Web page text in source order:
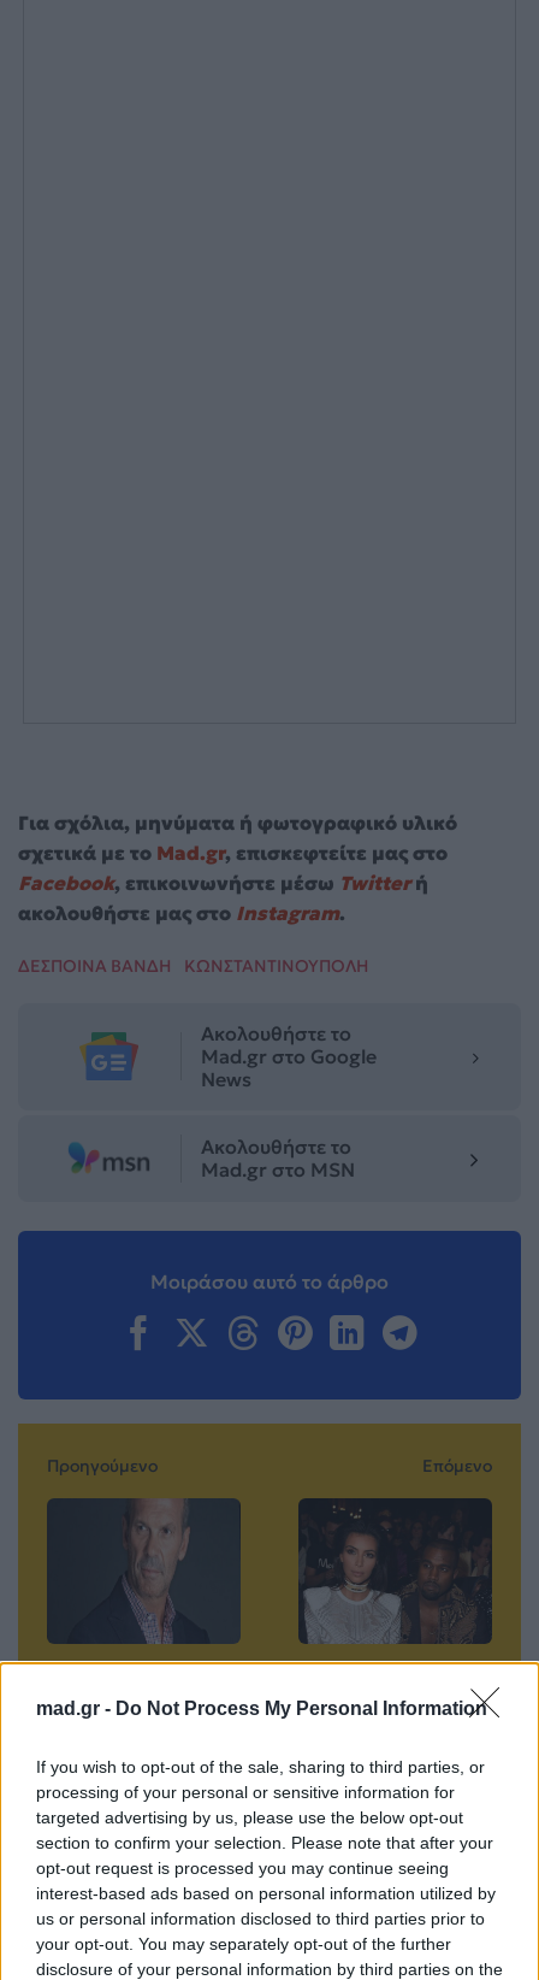
mad.gr - Do Not Process My Personal Information
If you wish to opt-out of the sale, sharing to third parties, or
processing of your personal or sensitive information for
targeted advertising by us, please use the below opt-out
section to confirm your selection. Please note that after your
opt-out request is processed you may continue seeing
interest-based ads based on personal information utilized by
us or personal information disclosed to third parties prior to
your opt-out. You may separately opt-out of the further
disclosure of your personal information by third parties on the
Για σχόλια, μηνύματα ή φωτογραφικό υλικό
σχετικά με το Mad.gr, επισκεφτείτε μας στο
Facebook, επικοινωνήστε μέσω Twitterή
ακολουθήστε μας στο Instagram.
ΔΕΣΠΟΙΝΑ ΒΑΝΔΗ ΚΩΝΣΤΑΝΤΙΝΟΥΠΟΛΗ
Ακολουθήστε το
Mad.gr στο Google
News
Ακολουθήστε το
Mad.gr στο MSN
Μοιράσου αυτό το άρθρο
Προηγούμενο
Κωστόπουλος
υπήρξε κράξιμο σε
Σεφερλή-
Τσαβαλιά»
26.09.2014
Επόμενο
βίντεο από την
Καρντάσιαν!
26.09.2014